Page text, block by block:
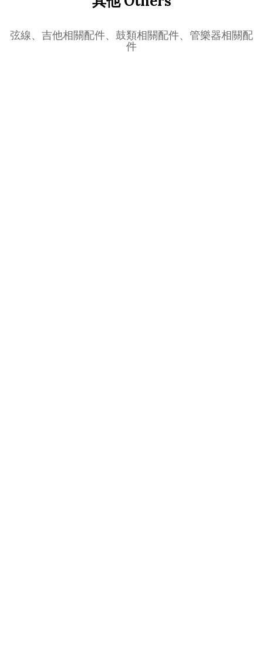
弦線、吉他相關配件、鼓類相關配件、管樂器相關配
件